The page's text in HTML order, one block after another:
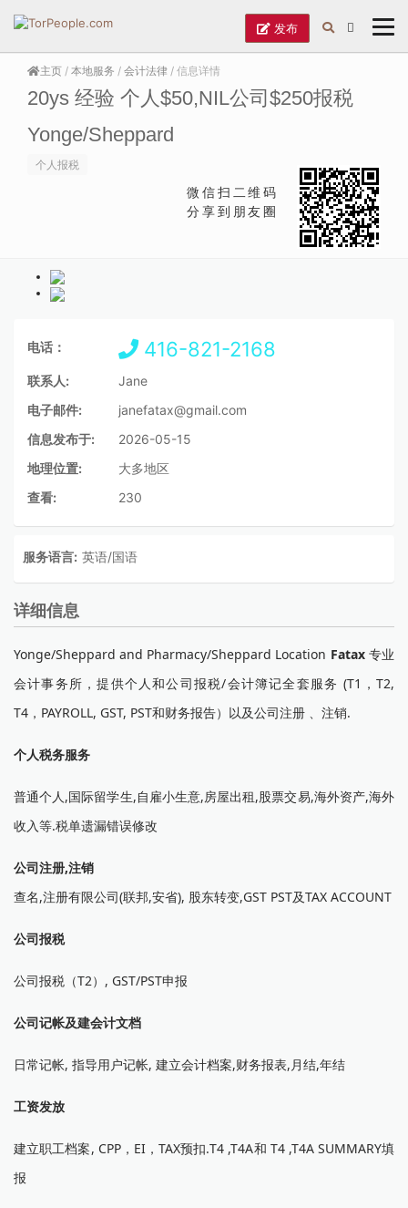
发布
主页 / 本地服务 / 会计法律 / 信息详情
20ys 经验 个人$50,NIL公司$250报税
Yonge/Sheppard
个人报税
微信扫二维码
分享到朋友圈
电话： 416-821-2168
联系人:
Jane
电子邮件:
janefatax@gmail.com
信息发布于:
2026-05-15
地理位置:
大多地区
查看:
230
服务语言: 英语/国语
详细信息
Yonge/Sheppard and Pharmacy/Sheppard Location Fatax专业
会计事务所，提供个人和公司报税/会计簿记全套服务 (T1，T2,
T4，PAYROLL, GST, PST和财务报告）以及公司注册 、注销.
个人税务服务
普通个人,国际留学生,自雇小生意,房屋出租,股票交易,海外资产,海外
收入等.税单遗漏错误修改
公司注册,注销
查名,注册有限公司(联邦,安省), 股东转变,GST PST及TAX ACCOUNT
公司报税
公司报税（T2）, GST/PST申报
公司记帐及建会计文档
日常记帐, 指导用户记帐, 建立会计档案,财务报表,月结,年结
工资发放
建立职工档案, CPP，EI，TAX预扣.T4 ,T4A和 T4 ,T4A SUMMARY填
报